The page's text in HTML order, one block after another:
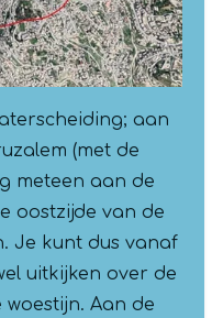
aan
(met de
meteen aan de
oostzijde van de
Je kunt dus vanaf
uitkijken over de
Aan de